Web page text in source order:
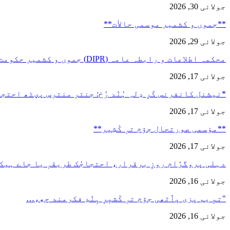
جولائی 30, 2026
**جموں و كشمیر موسمی حالأت**
جولائی 29, 2026
محکمہ اطلاعات و رابطہ عامہ (DIPR) جموں و کشمیر حکومت طرفہ…
جولائی 17, 2026
*نیشنل کانفرنس کَرِ دِلہِ ہُنٛد رُخ: جنتر منترس پؠٹھ
جولائی 17, 2026
**مؤسمی صورتحال جۆم تہٕ کٔشِیر**
جولائی 17, 2026
دہلی پروگرٛام روزِ برقرار، احتجاجُک طریقہٕ یا جاے
جولائی 16, 2026
"تمِ یم پزی پٲٹھی جۆم تہٕ کٔشیٖرِ ہٕنٛدِ فکرمند چھِ،…
جولائی 16, 2026